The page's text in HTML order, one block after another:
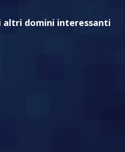
altri domini interessanti